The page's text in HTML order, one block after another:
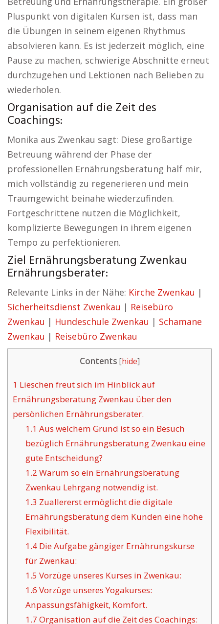
Pluspunkt von digitalen Kursen ist, dass man
die Übungen in seinem eigenen Rhythmus
absolvieren kann. Es ist jederzeit möglich, eine
Pause zu machen, schwierige Abschnitte erneut
durchzugehen und Lektionen nach Belieben zu
wiederholen.
Organisation auf die Zeit des
Coachings:
Monika aus Zwenkau sagt: Diese großartige
Betreuung während der Phase der
professionellen Ernährungsberatung half mir,
mich vollständig zu regenerieren und mein
Traumgewicht beinahe wiederzufinden.
Fortgeschrittene nutzen die Möglichkeit,
komplizierte Bewegungen in ihrem eigenen
Tempo zu perfektionieren.
Ziel Ernährungsberatung Zwenkau
Ernährungsberater:
Relevante Links in der Nähe: Kirche Zwenkau |
Sicherheitsdienst Zwenkau | Reisebüro
Zwenkau | Hundeschule Zwenkau | Schamane
Zwenkau | Reisebüro Zwenkau
Contents [hide]
1 Lieschen freut sich im Hinblick auf
Ernährungsberatung Zwenkau über den
persönlichen Ernährungsberater.
1.1 Aus welchem Grund ist so ein Besuch
bezüglich Ernährungsberatung Zwenkau eine
gute Entscheidung?
1.2 Warum so ein Ernährungsberatung
Zwenkau Lehrgang notwendig ist.
1.3 Zuallererst ermöglicht die digitale
Ernährungsberatung dem Kunden eine hohe
Flexibilität.
1.4Die Aufgabe gängiger Ernährungskurse
für Zwenkau:
1.5 Vorzüge unseres Kurses in Zwenkau:
1.6 Vorzüge unseres Yogakurses:
Anpassungsfähigkeit, Komfort.
1.7 Organisation auf die Zeit des Coachings: